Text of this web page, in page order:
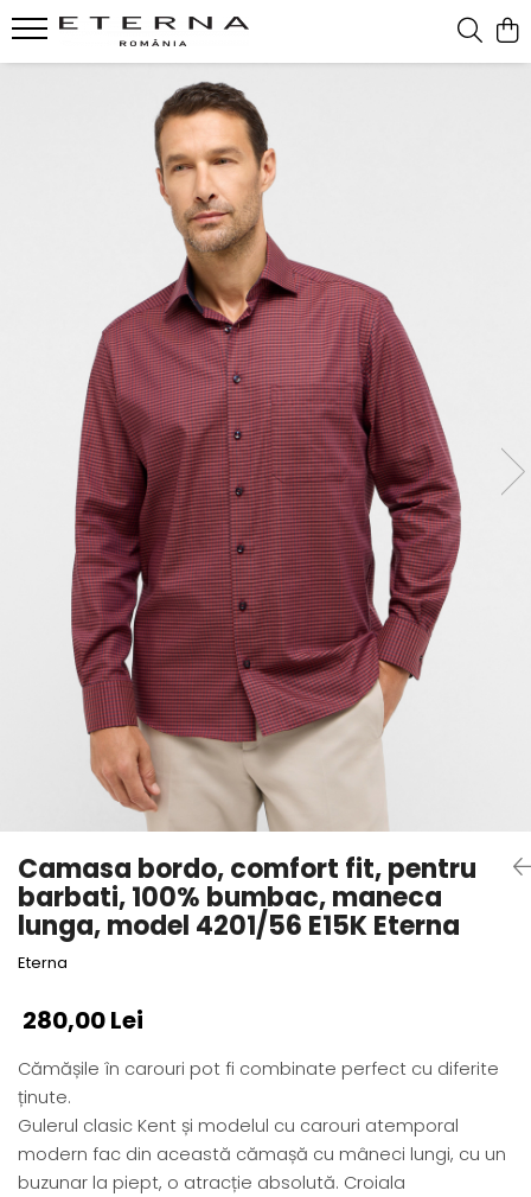
Camasa bordo, comfort fit, pentru
barbati, 100% bumbac, maneca
lunga, model 4201/56 E15K Eterna
Eterna
280,00 Lei
Cămășile în carouri pot fi combinate perfect cu diferite
ținute.
Gulerul clasic Kent și modelul cu carouri atemporal
modern fac din această cămașă cu mâneci lungi, cu un
buzunar la piept, o atracție absolută. Croiala